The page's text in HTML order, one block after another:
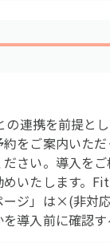
連携を前提と
をご案内いた
さい。導入を
いたします。
ジ」は×(非対
導入前に確認す